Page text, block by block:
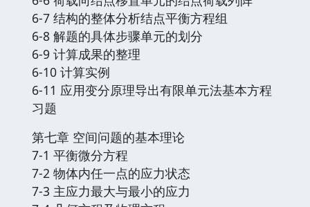
6-7 结构的整体分析结点平衡方程组
6-8 解题的具体步骤单元的划分
6-9 计算成果的整理
6-10 计算实例
6-11 应用变分原理导出有限单元法基本方程
习题
第七章 空间问题的基本理论
7-1 平衡微分方程
7-2 物体内任一点的应力状态
7-3 主应力最大与最小的应力